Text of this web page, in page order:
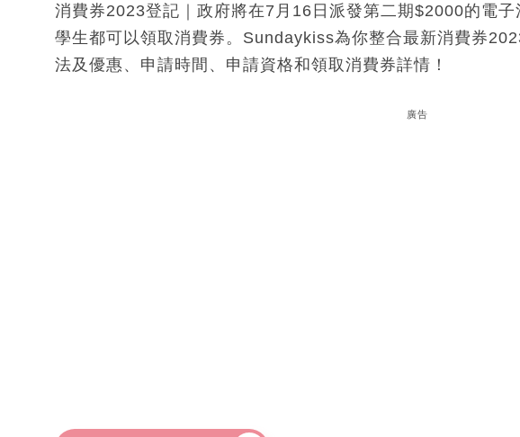
消費券2023登記｜政府將在7月16日派發第二期$2000的電
學生都可以領取消費券。Sundaykiss為你整合最新消費券
法及優惠、申請時間、申請資格和領取消費券詳情！
廣告